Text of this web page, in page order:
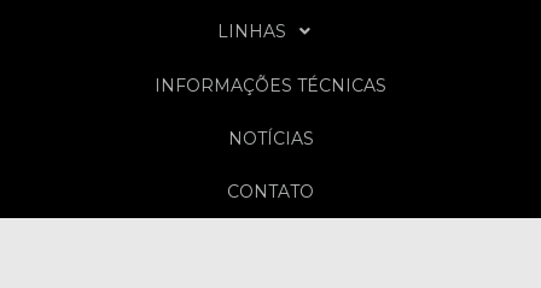
LINHAS
INFORMAÇÕES TÉCNICAS
NOTÍCIAS
CONTATO